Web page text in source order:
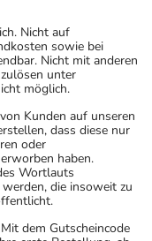
Nicht auf
sowie bei
Nicht mit anderen
unter
möglich.
Kunden auf unseren
dass diese nur
oder
haben.
Wortlauts
die insoweit zu
dem Gutscheincode